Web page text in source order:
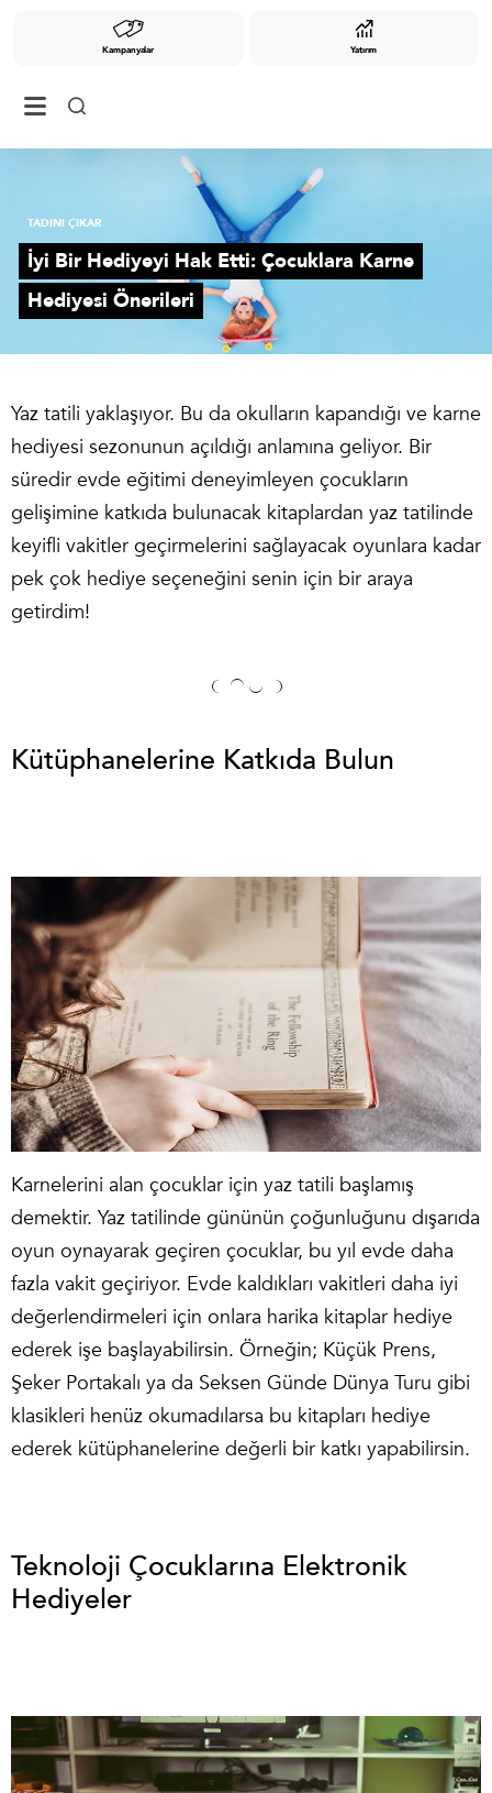
Kampanyalar Yatırım
TADINI ÇIKAR
İyi Bir Hediyeyi Hak Etti: Çocuklara Karne
Hediyesi Önerileri
Yaz tatili yaklaşıyor. Bu da okulların kapandığı ve karne
hediyesi sezonunun açıldığı anlamına geliyor. Bir
süredir evde eğitimi deneyimleyen çocukların
gelişimine katkıda bulunacak kitaplardan yaz tatilinde
keyifli vakitler geçirmelerini sağlayacak oyunlara kadar
pek çok hediye seçeneğini senin için bir araya
getirdim!
Kütüphanelerine Katkıda Bulun
Karnelerini alan çocuklar için yaz tatili başlamış
demektir. Yaz tatilinde gününün çoğunluğunu dışarıda
oyun oynayarak geçiren çocuklar, bu yıl evde daha
fazla vakit geçiriyor. Evde kaldıkları vakitleri daha iyi
değerlendirmeleri için onlara harika kitaplar hediye
ederek işe başlayabilirsin. Örneğin; Küçük Prens,
Şeker Portakalı ya da Seksen Günde Dünya Turu gibi
klasikleri henüz okumadılarsa bu kitapları hediye
ederek kütüphanelerine değerli bir katkı yapabilirsin.
Teknoloji Çocuklarına Elektronik
Hediyeler